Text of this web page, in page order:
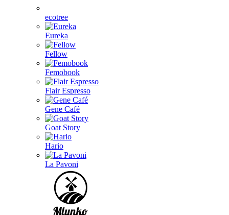
ecotree
Eureka
Fellow
Femobook
Flair Espresso
Gene Café
Goat Story
Hario
La Pavoni